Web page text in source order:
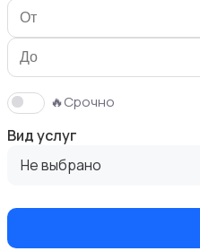
Красота и здоровье
🔥Срочно
Вид услуг
Не выбрано